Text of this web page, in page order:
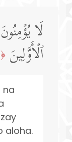
لَا
ٱلۡأَوَّلِینَ ﴿13﴾
na
aloha.